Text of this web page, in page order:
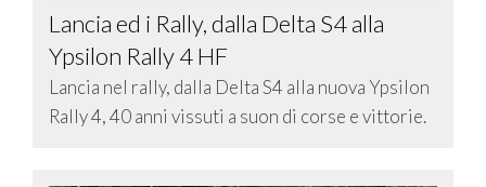
Lancia ed i Rally, dalla Delta S4 alla
Ypsilon Rally 4 HF
Lancia nel rally, dalla Delta S4 alla nuova Ypsilon
Rally 4, 40 anni vissuti a suon di corse e vittorie.